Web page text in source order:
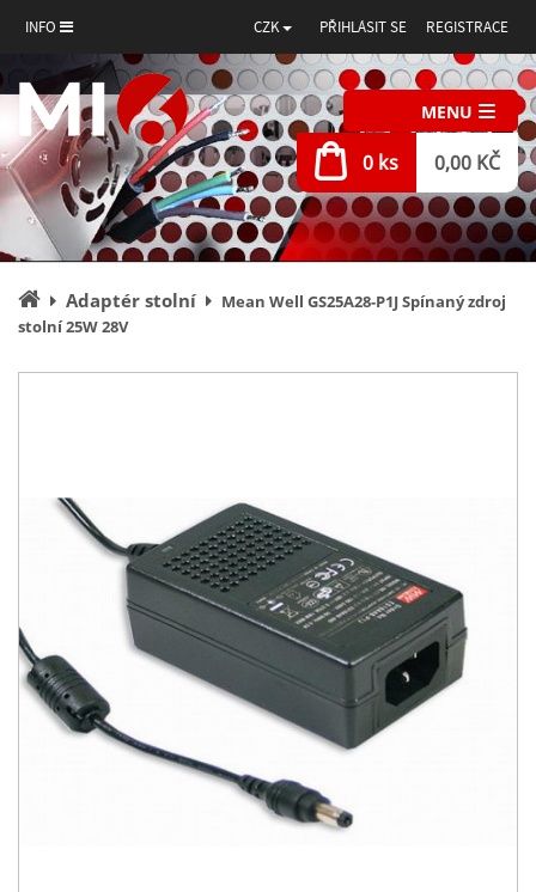
INFO CZK PŘIHLÁSIT SE REGISTRACE
MENU
0 ks 0,00 KČ
Úvodní
stránka
Adaptér stolní
Mean Well GS25A28-P1J Spínaný zdroj
stolní 25W 28V